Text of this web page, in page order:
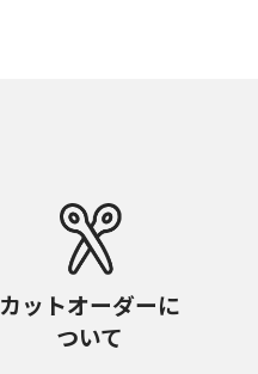
カットオーダーに
ついて